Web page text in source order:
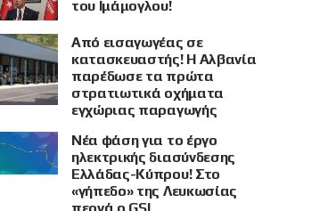
του Ιμάμογλου!
Από εισαγωγέας σε
κατασκευαστής! Η Αλβανία
παρέδωσε τα πρώτα
στρατιωτικά οχήματα
εγχώριας παραγωγής
Νέα φάση για το έργο
ηλεκτρικής διασύνδεσης
Ελλάδας-Κύπρου! Στο
«γήπεδο» της Λευκωσίας